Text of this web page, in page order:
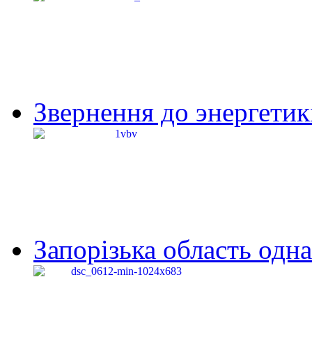
Звернення до
Запорізька область